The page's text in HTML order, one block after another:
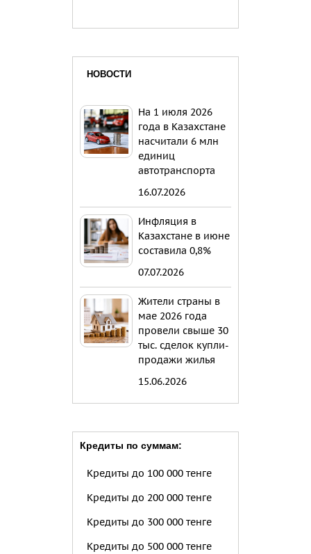
НОВОСТИ
На 1 июля 2026
года в Казахстане
насчитали 6 млн
единиц
автотранспорта
16.07.2026
Инфляция в
Казахстане в июне
составила 0,8%
07.07.2026
Жители страны в
мае 2026 года
провели свыше 30
тыс. сделок купли-
продажи жилья
15.06.2026
Кредиты по суммам:
Кредиты до 100 000 тенге
Кредиты до 200 000 тенге
Кредиты до 300 000 тенге
Кредиты до 500 000 тенге